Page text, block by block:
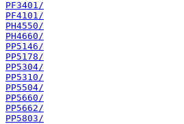
PF3401/
PF4101/
PH4550/
PH4660/
PP5146/
PP5178/
PP5304/
PP5310/
PP5504/
PP5660/
PP5662/
PP5803/